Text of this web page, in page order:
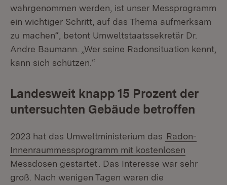
wahrgenommen werden, ist unser Messprogramm
ein wichtiger Schritt, auf das Thema aufmerksam
zu machen“, betont Umweltstaatssekretär Dr.
Andre Baumann. „Wer seine Radonsituation kennt,
kann sich schützen.“
Landesweit knapp 15 Prozent der
untersuchten Gebäude betroffen
2023 hat das Umweltministerium das Radon-
Innenraummessprogramm mit kostenlosen
Messdosen gestartet . Das Interesse war sehr
groß. Nach wenigen Tagen waren die